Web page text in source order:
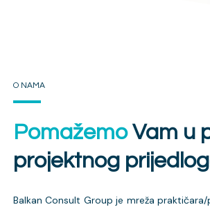
O NAMA
PomažemoVam u
projektnog
Balkan Consult Group je mreža